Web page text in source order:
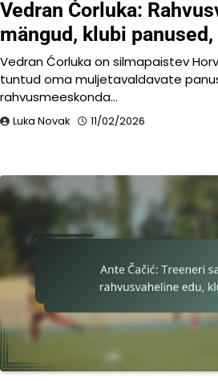
Vedran Ćorluka:
mängud, klubi
Vedran Ćorluka on silmapaistev
tuntud oma muljetavaldavate
rahvusmeeskonda…
Luka Novak 11/02/2026